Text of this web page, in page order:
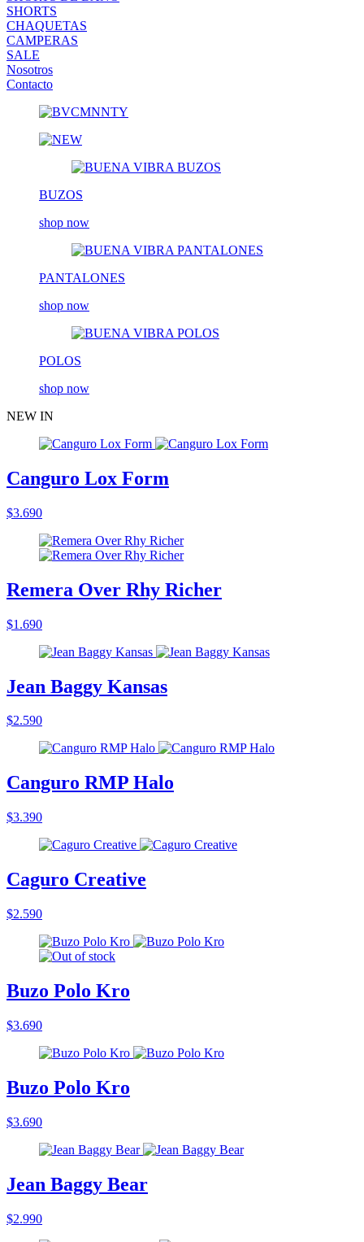
SHORTS
CHAQUETAS
CAMPERAS
SALE
Nosotros
Contacto
BUZOS
shop now
PANTALONES
shop now
POLOS
shop now
NEW IN
Canguro Lox Form
$3.690
Remera Over Rhy Richer
$1.690
Jean Baggy Kansas
$2.590
Canguro RMP Halo
$3.390
Caguro Creative
$2.590
Buzo Polo Kro
$3.690
Buzo Polo Kro
$3.690
Jean Baggy Bear
$2.990